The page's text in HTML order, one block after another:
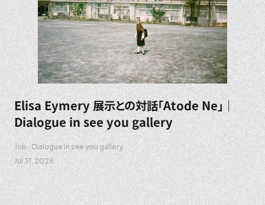
Elisa Eymery 展示との対話「Atode Ne」｜
Dialogue in see you gallery
Job
Dialogue in see you gallery
Jul 31. 2026